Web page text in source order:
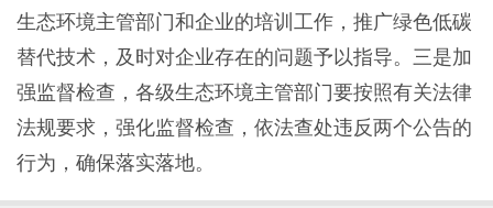
生态环境主管部门和企业的培训工作，推广绿色低碳
替代技术，及时对企业存在的问题予以指导。三是加
强监督检查，各级生态环境主管部门要按照有关法律
法规要求，强化监督检查，依法查处违反两个公告的
行为，确保落实落地。